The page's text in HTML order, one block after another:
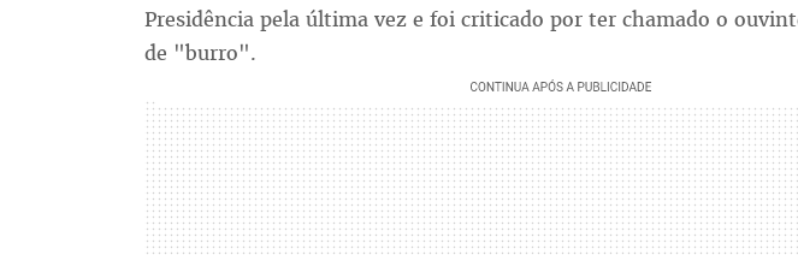
Presidência pela última vez e foi criticado por ter chamado o
de "burro".